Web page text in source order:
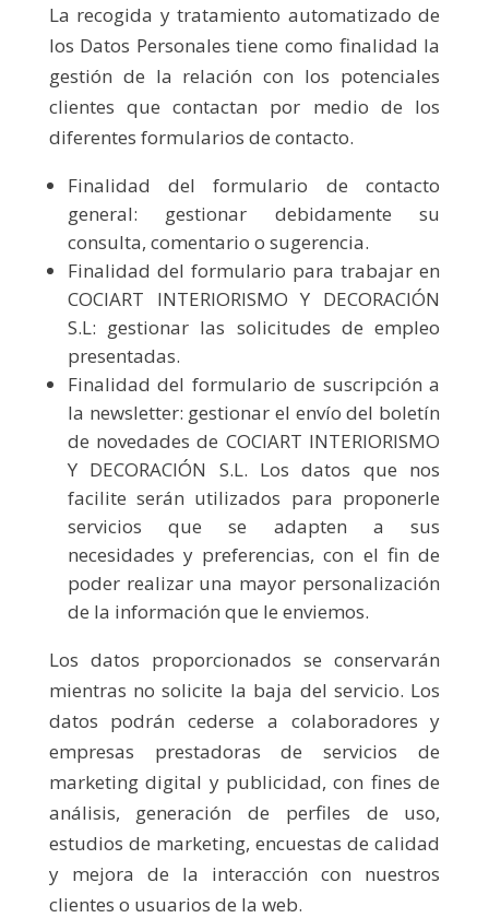
La recogida y tratamiento automatizado de
los Datos Personales tiene como finalidad la
gestión de la relación con los potenciales
clientes que contactan por medio de los
diferentes formularios de contacto.
Finalidad del formulario de contacto
general: gestionar debidamente su
consulta, comentario o sugerencia.
Finalidad del formulario para trabajar en
COCIART INTERIORISMO Y DECORACIÓN
S.L: gestionar las solicitudes de empleo
presentadas.
Finalidad del formulario de suscripción a
la newsletter: gestionar el envío del boletín
de novedades de COCIART INTERIORISMO
Y DECORACIÓN S.L. Los datos que nos
facilite serán utilizados para proponerle
servicios que se adapten a sus
necesidades y preferencias, con el fin de
poder realizar una mayor personalización
de la información que le enviemos.
Los datos proporcionados se conservarán
mientras no solicite la baja del servicio. Los
datos podrán cederse a colaboradores y
empresas prestadoras de servicios de
marketing digital y publicidad, con fines de
análisis, generación de perfiles de uso,
estudios de marketing, encuestas de calidad
y mejora de la interacción con nuestros
clientes o usuarios de la web.